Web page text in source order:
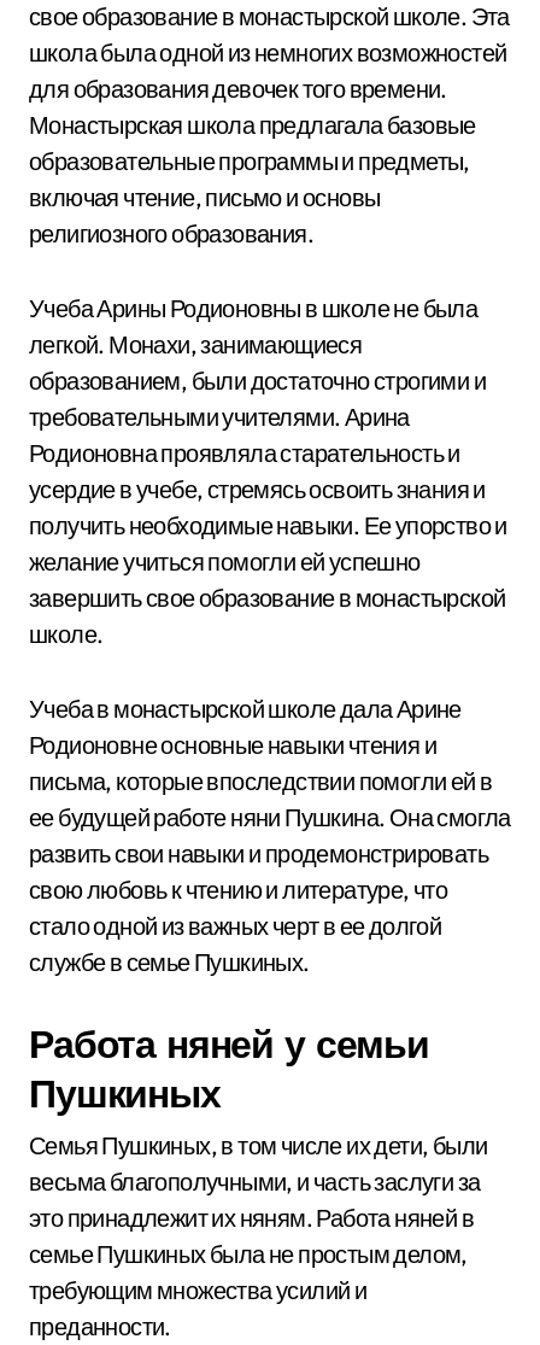
свое образование в монастырской школе. Эта
школа была одной из немногих возможностей
для образования девочек того времени.
Монастырская школа предлагала базовые
образовательные программы и предметы,
включая чтение, письмо и основы
религиозного образования.
Учеба Арины Родионовны в школе не была
легкой. Монахи, занимающиеся
образованием, были достаточно строгими и
требовательными учителями. Арина
Родионовна проявляла старательность и
усердие в учебе, стремясь освоить знания и
получить необходимые навыки. Ее упорство и
желание учиться помогли ей успешно
завершить свое образование в монастырской
школе.
Учеба в монастырской школе дала Арине
Родионовне основные навыки чтения и
письма, которые впоследствии помогли ей в
ее будущей работе няни Пушкина. Она смогла
развить свои навыки и продемонстрировать
свою любовь к чтению и литературе, что
стало одной из важных черт в ее долгой
службе в семье Пушкиных.
Работа няней у семьи
Пушкиных
Семья Пушкиных, в том числе их дети, были
весьма благополучными, и часть заслуги за
это принадлежит их няням. Работа няней в
семье Пушкиных была не простым делом,
требующим множества усилий и
преданности.